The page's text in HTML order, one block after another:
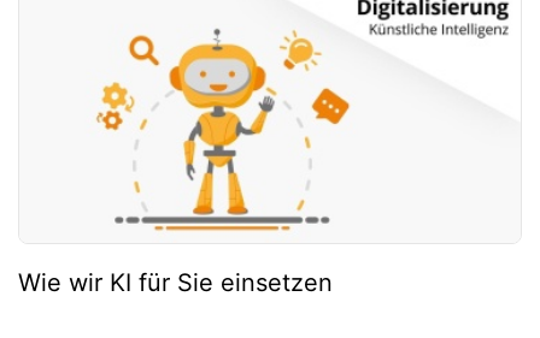
Wie wir KI für Sie einsetzen